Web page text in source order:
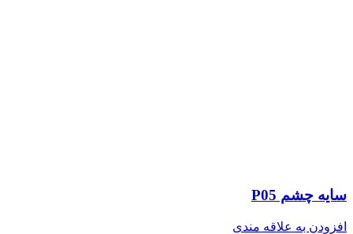
سایه چشم P05
افزودن به علاقه مندی